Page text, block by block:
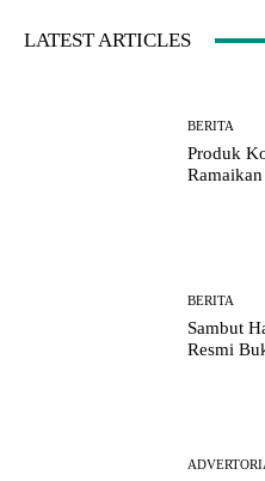
LATEST ARTICLES
BERITA
Produk
BERITA
Sambut
Resmi